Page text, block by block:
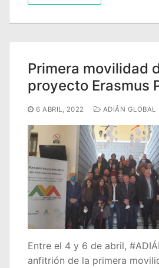
Primera movilidad
proyecto Erasmus
6 ABRIL, 2022 ADIÁN GLOBAL
Entre el 4 y 6 de abril,
anfitrión de la primera